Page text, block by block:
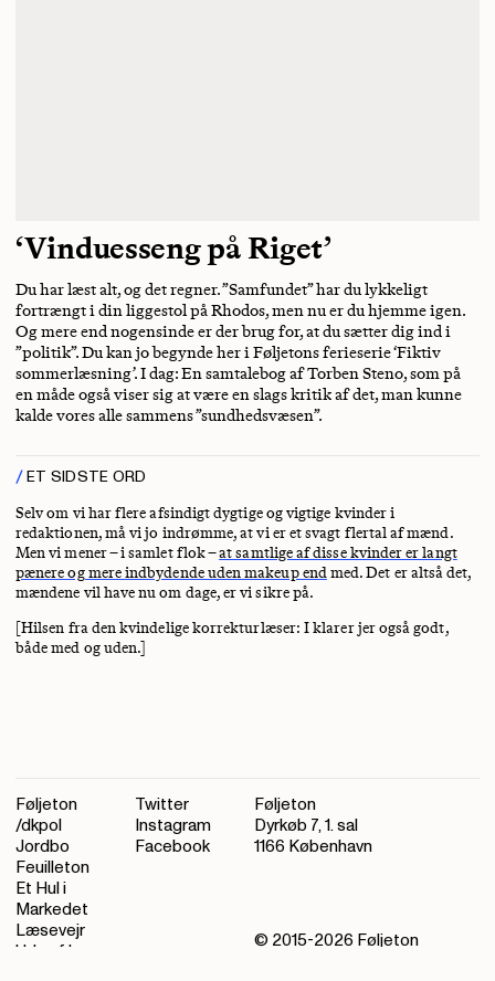
‘Vinduesseng på Riget’
Du har læst alt, og det regner. ”Samfundet” har du lykkeligt
fortrængt i din liggestol på Rhodos, men nu er du hjemme igen.
Og mere end nogensinde er der brug for, at du sætter dig ind i
”politik”. Du kan jo begynde her i Føljetons ferieserie ‘Fiktiv
sommerlæsning’. I dag: En samtalebog af Torben Steno, som på
en måde også viser sig at være en slags kritik af det, man kunne
kalde vores alle sammens ”sundhedsvæsen”.
ET SIDSTE ORD
Selv om vi har flere afsindigt dygtige og vigtige kvinder i
redaktionen, må vi jo indrømme, at vi er et svagt flertal af mænd.
Men vi mener – i samlet flok –at samtlige af disse kvinder er langt
pænere og mere indbydende uden makeup endmed. Det er altså det,
mændene vil have nu om dage, er vi sikre på.
[Hilsen fra den kvindelige korrekturlæser: I klarer jer også godt,
både med og uden.]
Føljeton
/dkpol
Jordbo
Feuilleton
Et Hul i
Markedet
Læsevejr
Ude af kurs
Twitter
Instagram
Facebook
Føljeton
Dyrkøb 7, 1. sal
1166 København
© 2015-2026 Føljeton